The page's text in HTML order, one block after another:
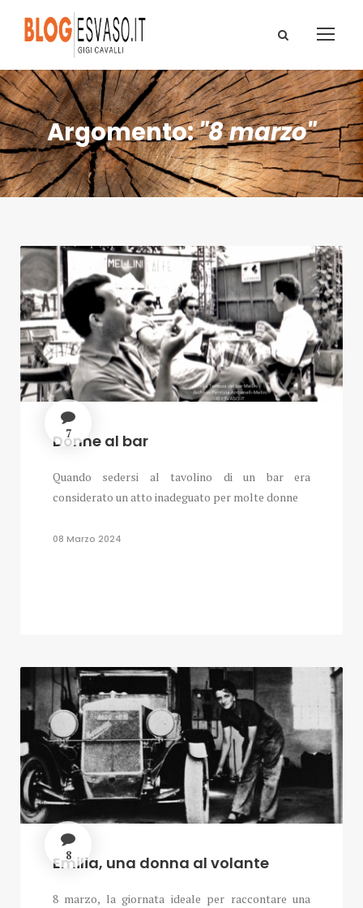
Argomento:"8 marzo"
7
Donne al bar
Quando sedersi al tavolino di un bar era
considerato un atto inadeguato per molte donne
08 Marzo 2024
8
Emilia, una donna al volante
8 marzo, la giornata ideale per raccontare una